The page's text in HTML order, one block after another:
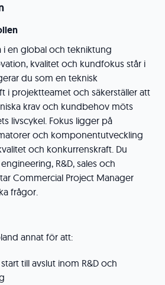
i en global och tekniktung
kvalitet och kundfokus står i
du som en teknisk
i projektteamet och säkerställer att
krav och kundbehov möts
livscykel. Fokus ligger på
och komponentutveckling
och konkurrenskraft. Du
R&D, sales och
Commercial Project Manager
frågor.
annat för att:
till avslut inom R&D och